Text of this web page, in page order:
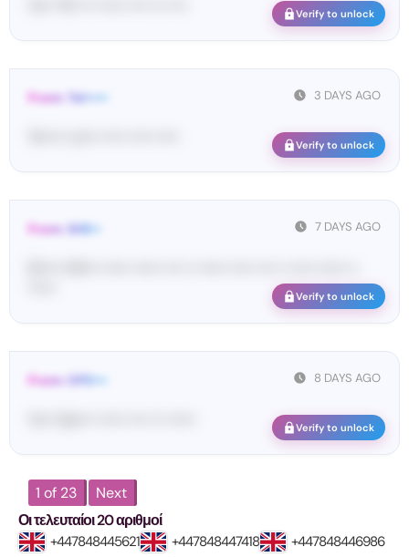
Verify to unlock
3 DAYS AGO
From: Tel•••••
Verify to unlock
7 DAYS AGO
From: SHE••
Verify to unlock
8 DAYS AGO
From: OPE•••
Verify to unlock
1 of 23
Next
Οι τελευταίοι 20 αριθμοί
+447848445621 +447848447418
+447848446986